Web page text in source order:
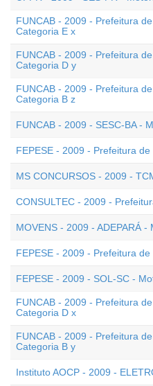
FUNCAB - 2009 - Prefeitura
Categoria E x
FUNCAB - 2009 - Prefeitura
Categoria D y
FUNCAB - 2009 - Prefeitura
Categoria B z
FUNCAB - 2009 - SESC-BA -
FEPESE - 2009 - Prefeitura
MS CONCURSOS - 2009 -
CONSULTEC - 2009 -
MOVENS - 2009 - ADEPARÁ -
FEPESE - 2009 - Prefeitura
FEPESE - 2009 - SOL-SC -
FUNCAB - 2009 - Prefeitura
Categoria D x
FUNCAB - 2009 - Prefeitura
Categoria B y
Instituto AOCP - 2009 -